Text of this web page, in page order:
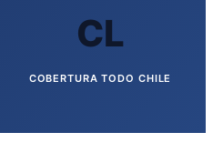
CL
COBERTURA TODO CHILE